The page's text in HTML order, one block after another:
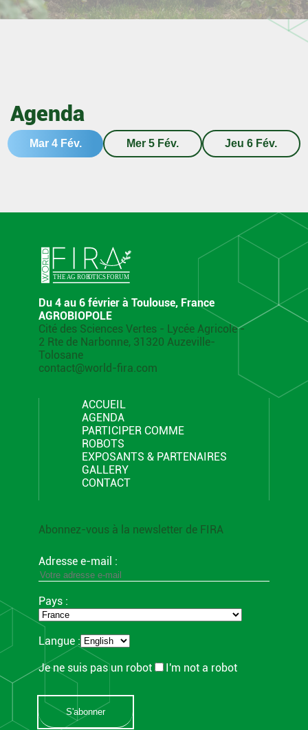
Agenda
Mar 4 Fév. Mer 5 Fév. Jeu 6 Fév.
Du 4 au 6 février à Toulouse, France
AGROBIOPOLE
Cité des Sciences Vertes - Lycée Agricole -
2 Rte de Narbonne, 31320 Auzeville-
Tolosane
contact@world-fira.com
ACCUEIL
AGENDA
PARTICIPER COMME
ROBOTS
EXPOSANTS & PARTENAIRES
GALLERY
CONTACT
Abonnez-vous à la newsletter de FIRA
Adresse e-mail :
Pays :
Langue :
Je ne suis pas un robot I'm not a robot